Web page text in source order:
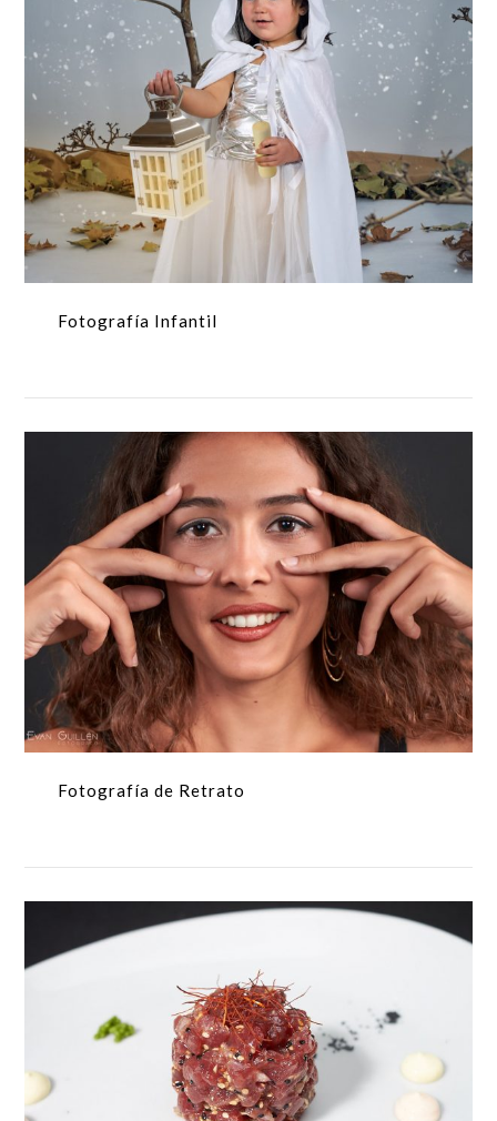
Fotografía Infantil
Fotografía de Retrato